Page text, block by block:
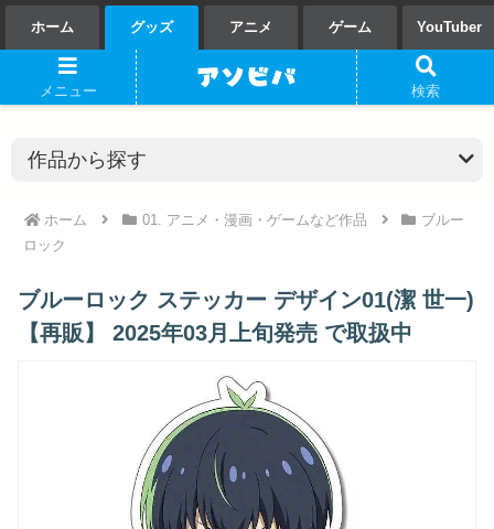
ホーム グッズ アニメ ゲーム YouTuber
ホーム 01. アニメ・漫画・ゲームなど作品
ブルー
ロック
ブルーロック ステッカー デザイン01(潔 世一)
【再販】 2025年03月上旬発売 で取扱中
メニュー 検索